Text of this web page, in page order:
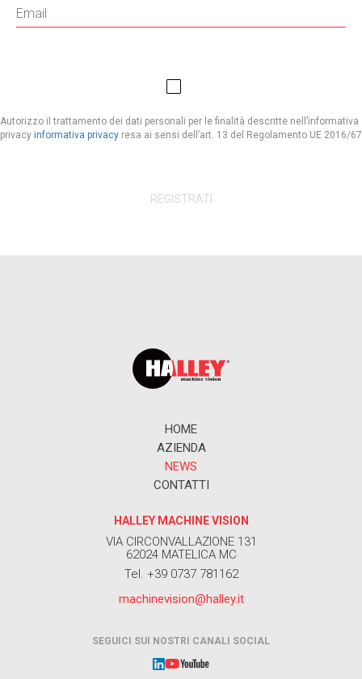
Autorizzo il trattamento dei dati personali per le finalità descritte nell’informativa
privacy informativa privacy resa ai sensi dell’art. 13 del Regolamento UE 2016/67
REGISTRATI
HOME
AZIENDA
NEWS
CONTATTI
HALLEY MACHINE VISION
VIA CIRCONVALLAZIONE 131
62024 MATELICA MC
Tel. +39 0737 781162
machinevision@halley.it
SEGUICI SUI NOSTRI CANALI SOCIAL